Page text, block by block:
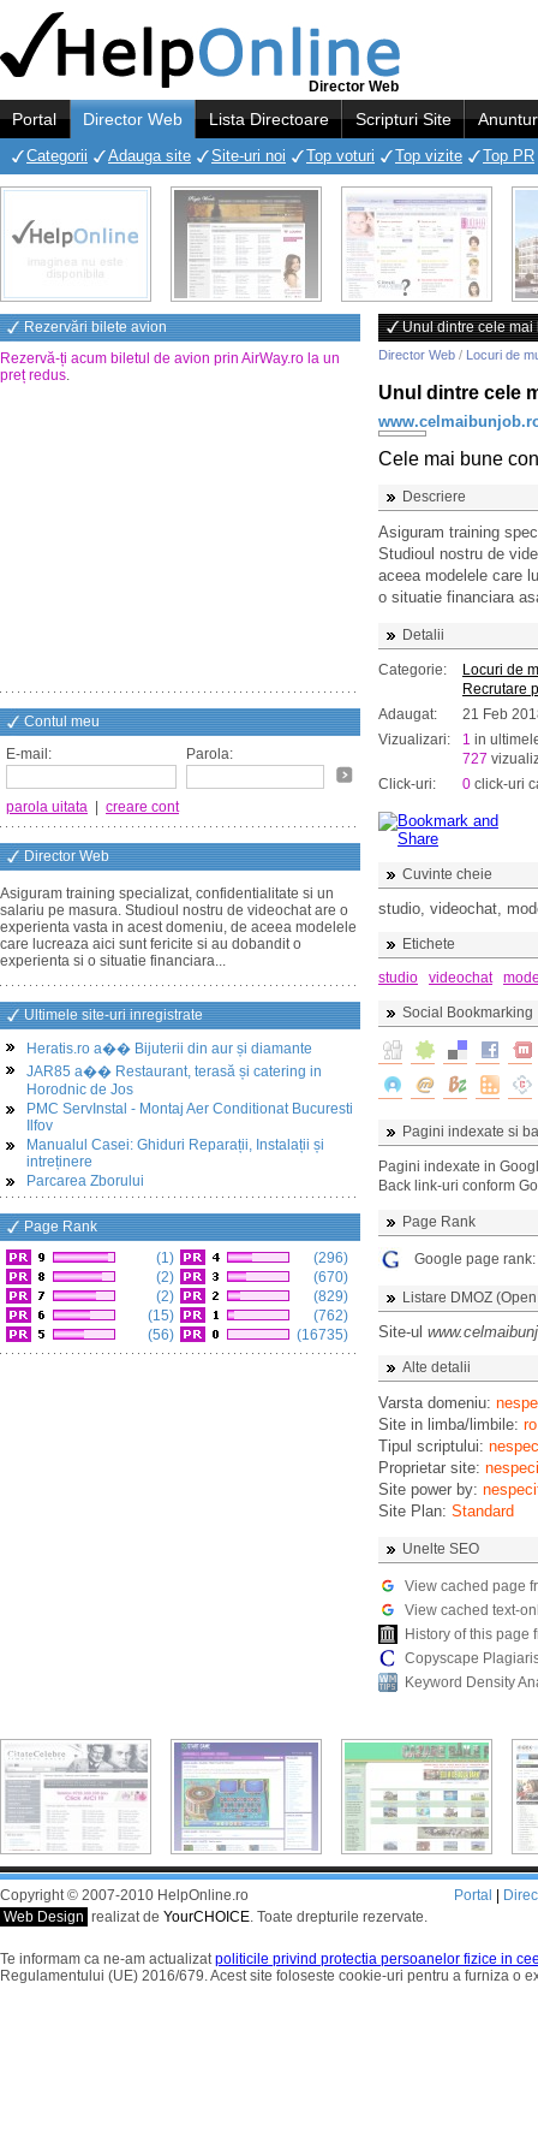
Director Web
Portal Director Web Lista Directoare Scripturi Site
Categorii Adauga site Site-uri noi Top voturi Top vizite Top PR
Rezervări bilete avion
Rezervă-ți acum biletul de avion prin AirWay.ro la un
preț redus.
Contul meu
E-mail:
Parola:
parola uitata creare cont
Director Web
Asiguram training specializat, confidentialitate si un
salariu pe masura. Studioul nostru de videochat are o
experienta vasta in acest domeniu, de aceea modelele
care lucreaza aici sunt fericite si au dobandit o
experienta si o situatie financiara...
Ultimele site-uri inregistrate
Heratis.ro a�� Bijuterii din aur și diamante
JAR85 a�� Restaurant, terasă și catering in
Horodnic de Jos
PMC ServInstal - Montaj Aer Conditionat Bucuresti
Ilfov
Manualul Casei: Ghiduri Reparații, Instalații și
intreținere
Parcarea Zborului
Page Rank
(1)
(2)
(2)
(15)
(56)
(296)
(670)
(829)
(762)
(16735)
Unul dintre cele mai
Director Web / Locuri de
Unul dintre cele
Cele mai bune
Descriere
Asiguram training
Studioul nostru de
aceea modelele care
o situatie financiara
Detalii
Categorie:
Locuri de
Recrutare
Adaugat:
21 Feb
Vizualizari:
1 in
727
Click-uri:
0 click-uri
Cuvinte cheie
studio, videochat,
Etichete
studio
videochat
Social Bookmarking
Pagini indexate si
Pagini indexate in
Back link-uri conform
Page Rank
Google page rank:
Listare DMOZ
Site-ul
Alte detalii
Varsta domeniu:
Site in limba/limbile: ro
Tipul scriptului:
Proprietar site:
Site power by:
Site Plan: Standard
Unelte SEO
View cached page
View cached text-
History of this page
Copyscape
Keyword Density
Copyright © 2007-2010 HelpOnline.ro
Web Design realizat de YourCHOICE. Toate drepturile rezervate.
Portal
Te informam ca ne-am actualizatpoliticile privind protectia persoanelor fizice in
Regulamentului (UE) 2016/679. Acest site foloseste cookie-uri pentru a furniza o